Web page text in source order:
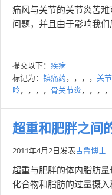
痛风与关节的关节炎苦
问题，并且由于影响我
提交以下： 疾病
标记为： 镇痛药，，，， 关
呤，，，， 骨关节炎，，，，
超重和肥胖之间
2011年4月2日发表古鲁博士
超重与肥胖的体内脂肪
化合物和脂肪的过量摄